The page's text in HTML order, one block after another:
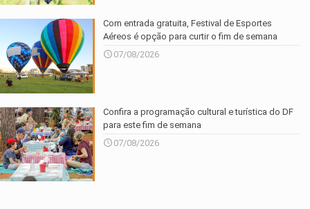
Com entrada gratuita, Festival de Esportes
Aéreos é opção para curtir o fim de semana
07/08/2026
Confira a programação cultural e turística do DF
para este fim de semana
07/08/2026